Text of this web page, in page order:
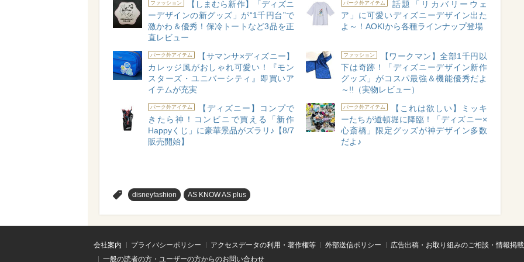
ファッション
【しまむら新作】「ディズニ
ーデザインの新グッズ」が“1千円台”で
激かわ＆優秀！保冷トートなど3品を正
直レビュー
パーク外アイテム
話題「リカバリーウェ
ア」に可愛いディズニーデザイン出た
よ～！AOKIから各種ラインナップ登場
パーク外アイテム
【サマンサ×ディズニー】
カレッジ風がおしゃれ可愛い！『モン
スターズ・ユニバーシティ』即買いア
イテムが充実
ファッション
【ワークマン】全部1千円以
下は奇跡！「ディズニーデザイン新作
グッズ」がコスパ最強＆機能優秀だよ
～!!（実物レビュー）
パーク外アイテム
【ディズニー】コンプで
きたら神！コンビニで買える「新作
Happyくじ」に豪華景品がズラリ♪【8/7
販売開始】
パーク外アイテム
【これは欲しい】ミッキ
ーたちが道頓堀に降臨！「ディズニー×
心斎橋」限定グッズが神デザイン多数
だよ♪
disneyfashion AS KNOW AS plus
会社案内 プライバシーポリシー アクセスデータの利用・著作権等 外部送信ポリシー
広告出稿・お取り組みのご相談・情報掲
一般の読者の方・ユーザーの方からのお問い合わせ